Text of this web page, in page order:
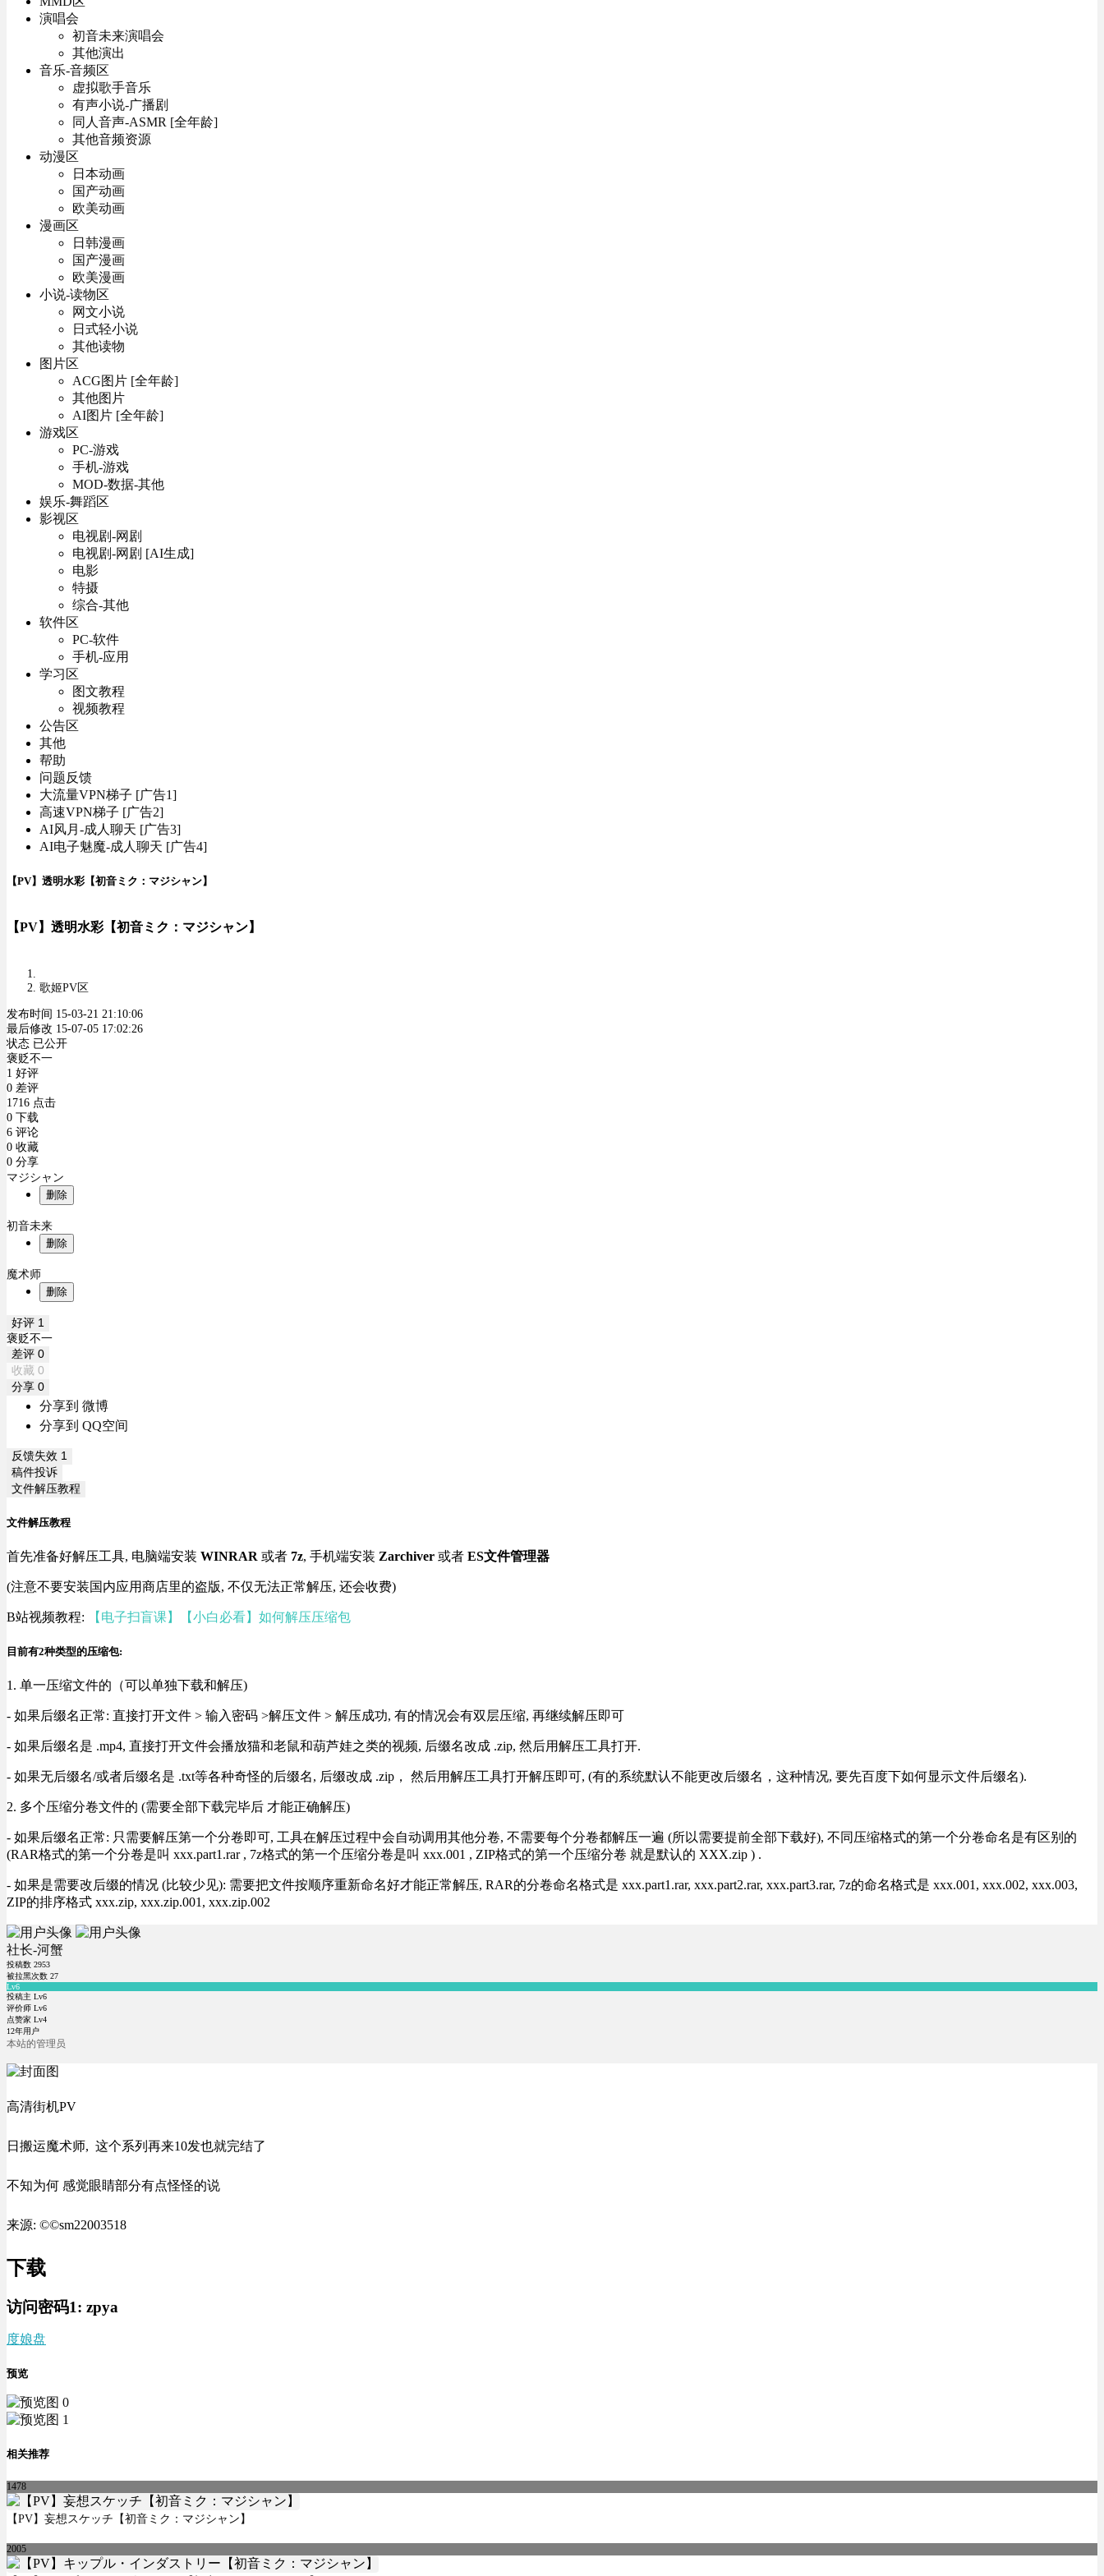
演唱会
初音未来演唱会
其他演出
音乐-音频区
虚拟歌手音乐
有声小说-广播剧
同人音声-ASMR [全年龄]
其他音频资源
动漫区
日本动画
国产动画
欧美动画
漫画区
日韩漫画
国产漫画
欧美漫画
小说-读物区
网文小说
日式轻小说
其他读物
图片区
ACG图片 [全年龄]
其他图片
AI图片 [全年龄]
游戏区
PC-游戏
手机-游戏
MOD-数据-其他
娱乐-舞蹈区
影视区
电视剧-网剧
电视剧-网剧 [AI生成]
电影
特摄
综合-其他
软件区
PC-软件
手机-应用
学习区
图文教程
视频教程
公告区
其他
帮助
问题反馈
大流量VPN梯子 [广告1]
高速VPN梯子 [广告2]
AI风月-成人聊天 [广告3]
AI电子魅魔-成人聊天 [广告4]
【PV】透明水彩【初音ミク：マジシャン】
【PV】透明水彩【初音ミク：マジシャン】
歌姬PV区
发布时间 15-03-21 21:10:06
最后修改 15-07-05 17:02:26
状态 已公开
褒贬不一
1 好评
0 差评
1716 点击
0 下载
6 评论
0 收藏
0 分享
マジシャン
删除
初音未来
删除
魔术师
删除
好评 1
褒贬不一
差评 0
收藏 0
分享 0
分享到 微博
分享到 QQ空间
反馈失效 1
稿件投诉
文件解压教程
文件解压教程
首先准备好解压工具, 电脑端安装 WINRAR 或者 7z, 手机端安装 Zarchiver 或者 ES文件管理器
(注意不要安装国内应用商店里的盗版, 不仅无法正常解压, 还会收费)
B站视频教程: 【电子扫盲课】【小白必看】如何解压压缩包
目前有2种类型的压缩包:
1. 单一压缩文件的（可以单独下载和解压)
- 如果后缀名正常: 直接打开文件 > 输入密码 >解压文件 > 解压成功, 有的情况会有双层压缩, 再继续解压即可
- 如果后缀名是 .mp4, 直接打开文件会播放猫和老鼠和葫芦娃之类的视频, 后缀名改成 .zip, 然后用解压工具打开.
- 如果无后缀名/或者后缀名是 .txt等各种奇怪的后缀名, 后缀改成 .zip， 然后用解压工具打开解压即可, (有的系统默认不能更改后缀名，这种情况, 要先百度下如何显示文件后缀名).
2. 多个压缩分卷文件的 (需要全部下载完毕后 才能正确解压)
- 如果后缀名正常: 只需要解压第一个分卷即可, 工具在解压过程中会自动调用其他分卷, 不需要每个分卷都解压一遍 (所以需要提前全部下载好), 不同压缩格式的第一个分卷命名是有区别的
(RAR格式的第一个分卷是叫 xxx.part1.rar , 7z格式的第一个压缩分卷是叫 xxx.001 , ZIP格式的第一个压缩分卷 就是默认的 XXX.zip ) .
- 如果是需要改后缀的情况 (比较少见): 需要把文件按顺序重新命名好才能正常解压, RAR的分卷命名格式是 xxx.part1.rar, xxx.part2.rar, xxx.part3.rar, 7z的命名格式是 xxx.001, xxx.002, xxx.003,
ZIP的排序格式 xxx.zip, xxx.zip.001, xxx.zip.002
社长-河蟹
投稿数 2953
被拉黑次数 27
Lv6
投稿主 Lv6
评价师 Lv6
点赞家 Lv4
12年用户
本站的管理员
高清街机PV
日搬运魔术师, 这个系列再来10发也就完结了
不知为何 感觉眼睛部分有点怪怪的说
来源: ©©sm22003518
下载
访问密码1: zpya
度娘盘
预览
相关推荐
1478
【PV】妄想スケッチ【初音ミク：マジシャン】
2005